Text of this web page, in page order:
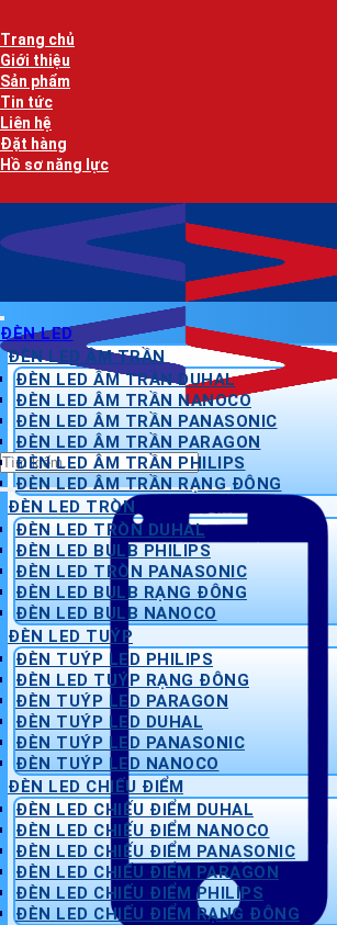
qua
nội
dung
Trang chủ
Giới thiệu
Sản phẩm
Tin tức
Liên hệ
Đặt hàng
Hồ sơ năng lực
Tìm
kiếm:
ĐÈN LED
ĐÈN LED ÂM TRẦN
ĐÈN LED ÂM TRẦN DUHAL
ĐÈN LED ÂM TRẦN NANOCO
ĐÈN LED ÂM TRẦN PANASONIC
ĐÈN LED ÂM TRẦN PARAGON
ĐÈN LED ÂM TRẦN PHILIPS
ĐÈN LED ÂM TRẦN RẠNG ĐÔNG
ĐÈN LED TRÒN
ĐÈN LED TRÒN DUHAL
ĐÈN LED BULB PHILIPS
ĐÈN LED TRÒN PANASONIC
ĐÈN LED BULB RẠNG ĐÔNG
ĐÈN LED BULB NANOCO
ĐÈN LED TUÝP
ĐÈN TUÝP LED PHILIPS
ĐÈN LED TUÝP RẠNG ĐÔNG
ĐÈN TUÝP LED PARAGON
ĐÈN TUÝP LED DUHAL
ĐÈN TUÝP LED PANASONIC
ĐÈN TUÝP LED NANOCO
ĐÈN LED CHIẾU ĐIỂM
ĐÈN LED CHIẾU ĐIỂM DUHAL
ĐÈN LED CHIẾU ĐIỂM NANOCO
ĐÈN LED CHIẾU ĐIỂM PANASONIC
ĐÈN LED CHIẾU ĐIỂM PARAGON
ĐÈN LED CHIẾU ĐIỂM PHILIPS
ĐÈN LED CHIẾU ĐIỂM RẠNG ĐÔNG